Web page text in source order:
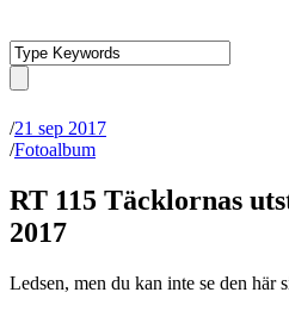
/21 sep 2017
/Fotoalbum
RT 115 Täcklornas
2017
Ledsen, men du kan inte se den här